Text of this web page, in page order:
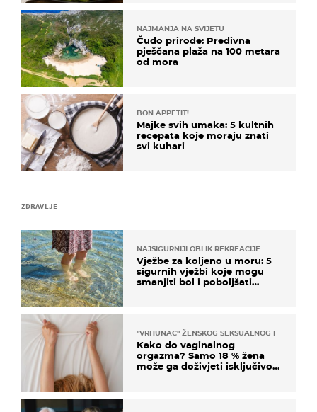
ZDRAVLJE
NAJSIGURNIJI OBLIK REKREACIJE
Vježbe za koljeno u moru: 5
sigurnih vježbi koje mogu
smanjiti bol i poboljšati
"VRHUNAC" ŽENSKOG SEKSUALNOG ISKUSTVA
Kako do vaginalnog
orgazma? Samo 18 % žena
može ga doživjeti isključivo
NAJMANJA NA SVIJETU
Čudo prirode: Predivna
pješčana plaža na 100 metara
od mora
BON APPETIT!
Majke svih umaka: 5 kultnih
recepata koje moraju znati
svi kuhari